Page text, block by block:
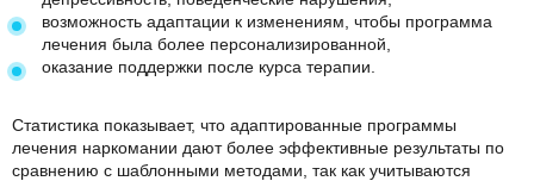
возможность адаптации к изменениям, чтобы программа
лечения была более персонализированной,
оказание поддержки после курса терапии.
Статистика показывает, что адаптированные программы
лечения наркомании дают более эффективные результаты по
сравнению с шаблонными методами, так как учитываются